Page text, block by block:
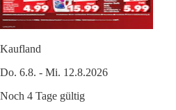
Kaufland
Do. 6.8. - Mi. 12.8.2026
Noch 4 Tage gültig